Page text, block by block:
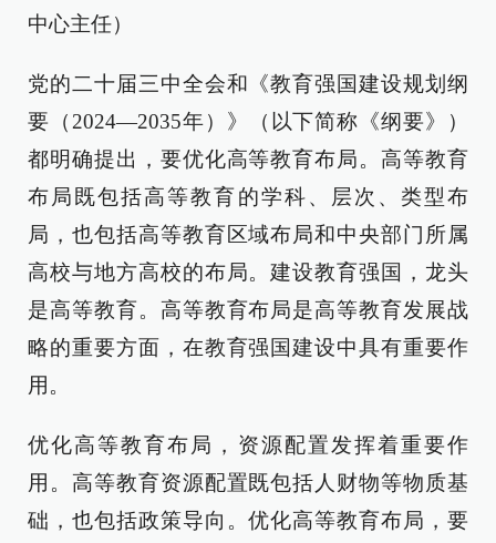
中心主任）
党的二十届三中全会和《教育强国建设规划纲
要（2024—2035年）》（以下简称《纲要》）
都明确提出，要优化高等教育布局。高等教育
布局既包括高等教育的学科、层次、类型布
局，也包括高等教育区域布局和中央部门所属
高校与地方高校的布局。建设教育强国，龙头
是高等教育。高等教育布局是高等教育发展战
略的重要方面，在教育强国建设中具有重要作
用。
优化高等教育布局，资源配置发挥着重要作
用。高等教育资源配置既包括人财物等物质基
础，也包括政策导向。优化高等教育布局，要